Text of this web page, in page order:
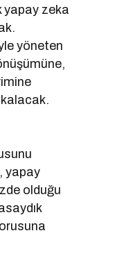
yapay zeka
yöneten
yapay
olduğu